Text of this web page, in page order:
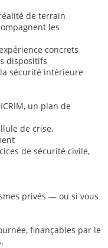
de terrain
les
concrets
dispositifs
sécurité intérieure
un plan de
de crise,
de sécurité civile,
privés — ou si vous
finançables par le